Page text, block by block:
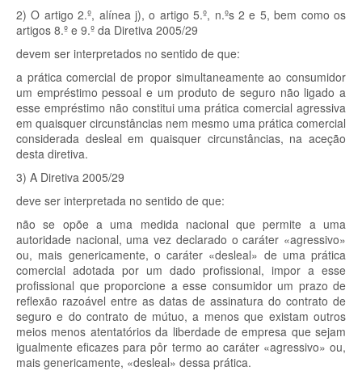
2) O artigo 2.º, alínea j), o artigo 5.º, n.ºs 2 e 5, bem como os
artigos 8.º e 9.º da Diretiva 2005/29
devem ser interpretados no sentido de que:
a prática comercial de propor simultaneamente ao consumidor
um empréstimo pessoal e um produto de seguro não ligado a
esse empréstimo não constitui uma prática comercial agressiva
em quaisquer circunstâncias nem mesmo uma prática comercial
considerada desleal em quaisquer circunstâncias, na aceção
desta diretiva.
3) A Diretiva 2005/29
deve ser interpretada no sentido de que:
não se opõe a uma medida nacional que permite a uma
autoridade nacional, uma vez declarado o caráter «agressivo»
ou, mais genericamente, o caráter «desleal» de uma prática
comercial adotada por um dado profissional, impor a esse
profissional que proporcione a esse consumidor um prazo de
reflexão razoável entre as datas de assinatura do contrato de
seguro e do contrato de mútuo, a menos que existam outros
meios menos atentatórios da liberdade de empresa que sejam
igualmente eficazes para pôr termo ao caráter «agressivo» ou,
mais genericamente, «desleal» dessa prática.